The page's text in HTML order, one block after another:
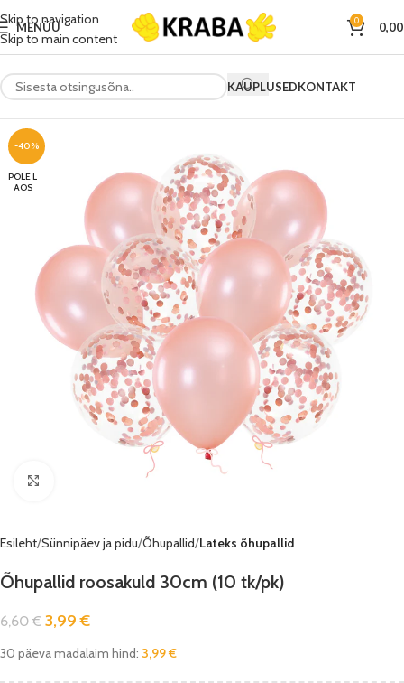
Skip to navigation
Skip to main content
MENÜÜ 0
KAUPLUSEDKONTAKT
-40%
POLE L
AOS
Esileht Sünnipäev ja pidu Õhupallid Lateks õhupallid
Õhupallid roosakuld 30cm (10 tk/pk)
6,60€ 3,99€
30 päeva madalaim hind: 3,99€